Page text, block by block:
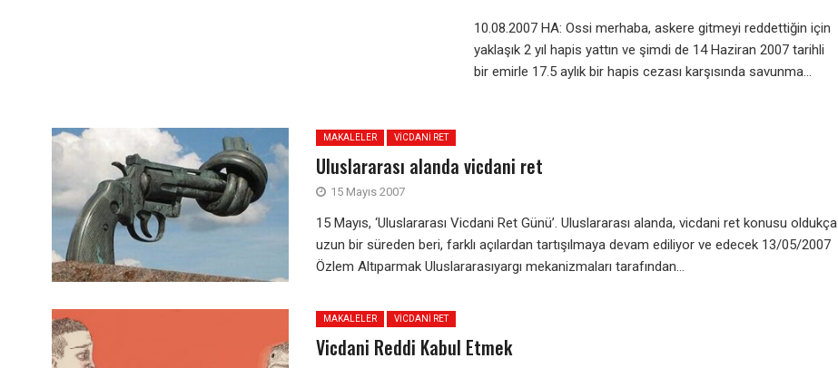
10.08.2007 HA: Ossi merhaba, askere gitmeyi reddettiğin için
yaklaşık 2 yıl hapis yattın ve şimdi de 14 Haziran 2007 tarihli
bir emirle 17.5 aylık bir hapis cezası karşısında savunma...
MAKALELER VICDANI RET
Uluslararası alanda vicdani ret
15 Mayıs 2007
15 Mayıs, ‘Uluslararası Vicdani Ret Günü’. Uluslararası alanda, vicdani ret konusu oldukça
uzun bir süreden beri, farklı açılardan tartışılmaya devam ediliyor ve edecek 13/05/2007
Özlem Altıparmak Uluslararasıyargı mekanizmaları tarafından...
MAKALELER VICDANI RET
Vicdani Reddi Kabul Etmek